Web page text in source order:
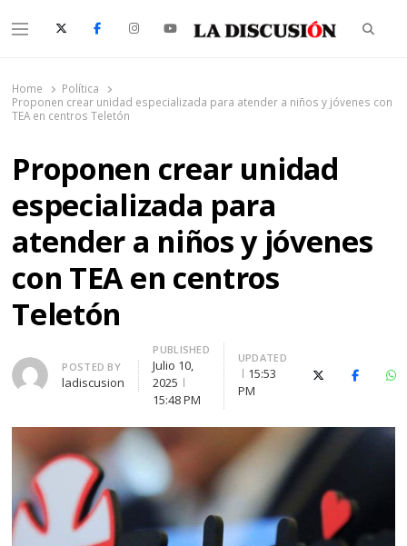
Menu
Home
Política
Proponen crear unidad especializada para atender a niños y jóvenes con
TEA en centros Teletón
Proponen crear unidad
especializada para
atender a niños y jóvenes
con TEA en centros
Teletón
Author
POSTED BY
ladiscusion
PUBLISHED
Julio 10,
2025
15:48 PM
UPDATED
15:53
PM
X (Twitter)Facebook